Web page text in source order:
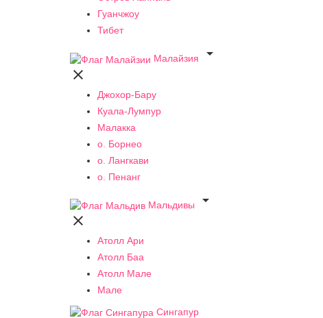
Гуанчжоу
Тибет
Малайзия


Джохор-Бару
Куала-Лумпур
Малакка
о. Борнео
о. Лангкави
о. Пенанг
Мальдивы


Атолл Ари
Атолл Баа
Атолл Мале
Мале
Сингапур